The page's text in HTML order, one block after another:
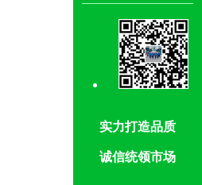
实力打造品质
诚信统领市场